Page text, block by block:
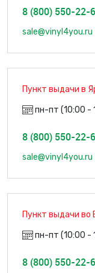
8 (800) 550-22-
sale@vinyl4you.ru
Пункт выдачи в
пн-пт (10:00 -
8 (800) 550-22-
sale@vinyl4you.ru
Пункт выдачи
пн-пт (10:00 -
8 (800) 550-22-